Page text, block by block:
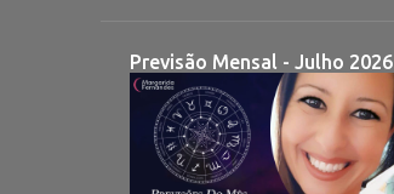
Previsão Mensal - Julho 2026